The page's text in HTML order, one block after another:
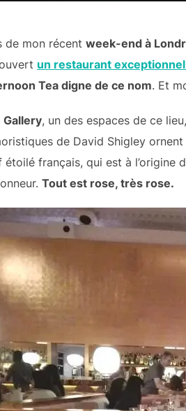
de mon récent week-end à
un restaurant
Tea digne de ce nom. Et
Gallery, un des espaces de ce
de David Shigley
étoilé français, qui est à l’origine
Tout est rose, très rose.